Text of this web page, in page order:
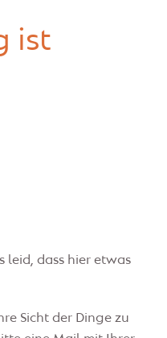
ist
leid, dass hier etwas
Sicht der Dinge zu